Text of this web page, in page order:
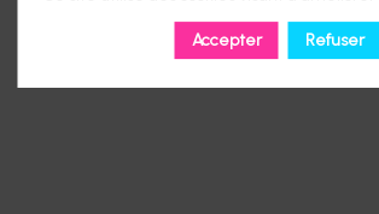
Accepter Refuser